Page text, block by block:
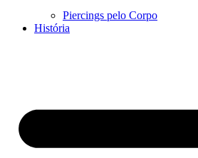
Piercings pelo Corpo
História